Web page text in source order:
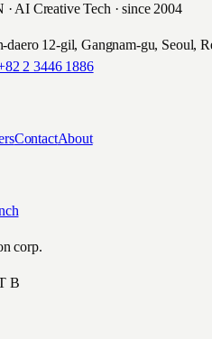
AI Creative Tech · since 2004
daero 12-gil, Gangnam-gu, Seoul,
2 3446 1886
ContactAbout
corp.
B